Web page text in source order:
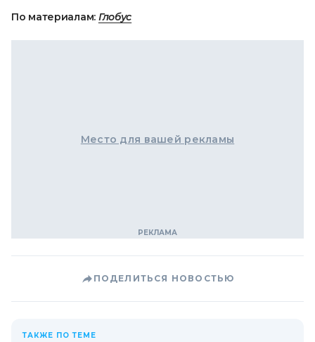
По материалам: Глобус
Место для вашей рекламы
ПОДЕЛИТЬСЯ НОВОСТЬЮ
ТАКЖЕ ПО ТЕМЕ